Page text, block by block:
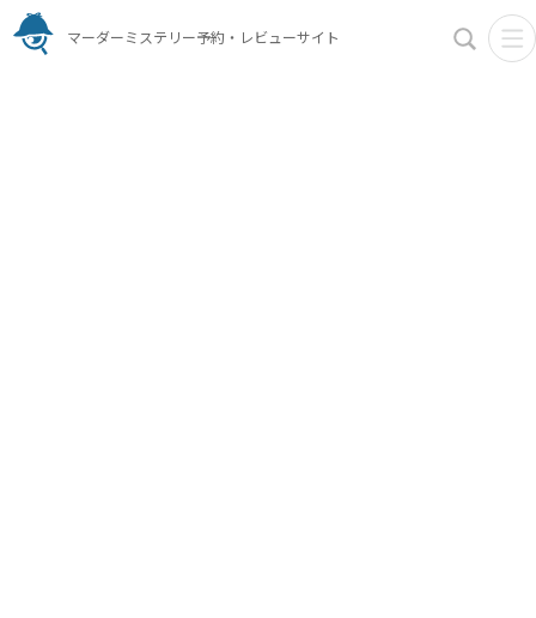
マーダーミステリー予約・レビューサイト